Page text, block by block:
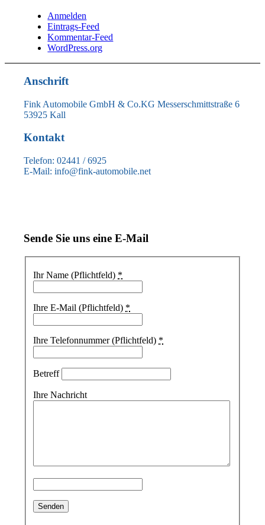
Anmelden
Eintrags-Feed
Kommentar-Feed
WordPress.org
Anschrift
Fink Automobile GmbH & Co.KG Messerschmittstraße 6
53925 Kall
Kontakt
Telefon: 02441 / 6925
E-Mail: info@fink-automobile.net
Sende Sie uns eine E-Mail
Ihr Name (Pflichtfeld) *
Ihre E-Mail (Pflichtfeld) *
Ihre Telefonnummer (Pflichtfeld) *
Betreff
Ihre Nachricht